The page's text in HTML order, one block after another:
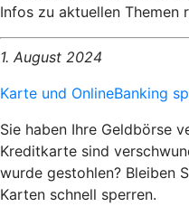
Infos zu aktuellen Themen
1. August 2024
Karte und OnlineBanking
Sie haben Ihre Geldbörse
Kreditkarte sind
wurde gestohlen? Bleiben
Karten schnell sperren.